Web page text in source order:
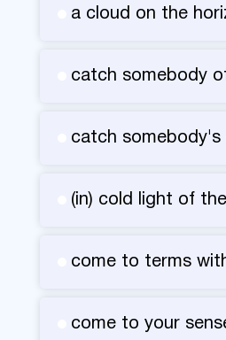
a cloud on the
catch somebody
catch somebody's
(in) cold light of
come to terms
come to your